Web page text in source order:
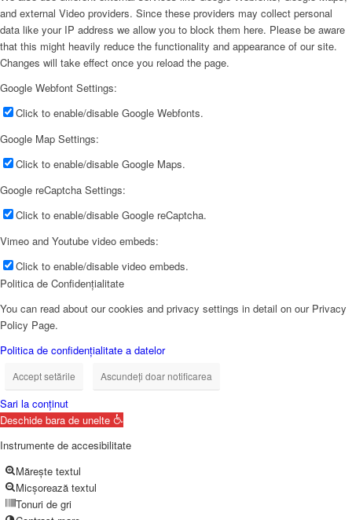
and external Video providers. Since these providers may collect personal
data like your IP address we allow you to block them here. Please be aware
that this might heavily reduce the functionality and appearance of our site.
Changes will take effect once you reload the page.
Google Webfont Settings:
Click to enable/disable Google Webfonts.
Google Map Settings:
Click to enable/disable Google Maps.
Google reCaptcha Settings:
Click to enable/disable Google reCaptcha.
Vimeo and Youtube video embeds:
Click to enable/disable video embeds.
Politica de Confidențialitate
You can read about our cookies and privacy settings in detail on our Privacy
Policy Page.
Politica de confidențialitate a datelor
Accept setările Ascundeți doar notificarea
Sari la conținut
Deschide bara de unelte
Instrumente de accesibilitate
Mărește textul
Micșorează textul
Tonuri de gri